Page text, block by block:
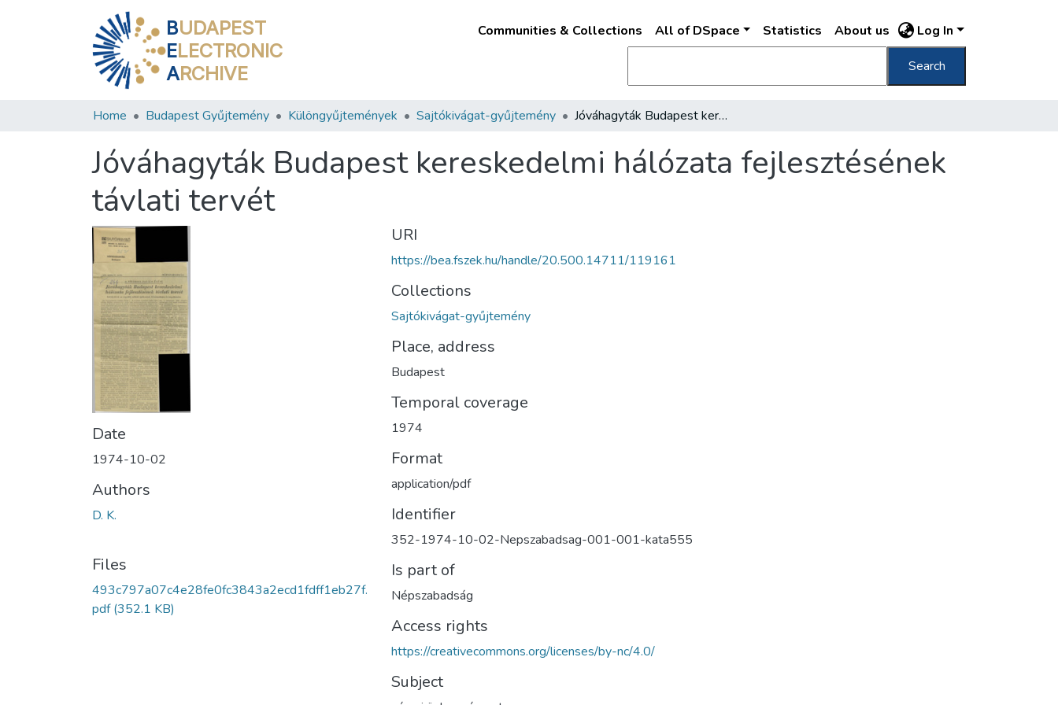
BUDAPEST
ELECTRONIC
ARCHIVE
Communities & Collections All of DSpace Statistics About us Log In
Search
Home Budapest Gyűjtemény Különgyűjtemények Sajtókivágat-gyűjtemény Jóváhagyták Budapest kereskedelmi hálózata fejlesztésének távlati tervét
Jóváhagyták Budapest kereskedelmi hálózata fejlesztésének
távlati tervét
Date
1974-10-02
Authors
D. K.
Files
493c797a07c4e28fe0fc3843a2ecd1fdff1eb27f.
pdf(352.1 KB)
URI
https://bea.fszek.hu/handle/20.500.14711/119161
Collections
Sajtókivágat-gyűjtemény
Place, address
Budapest
Temporal coverage
1974
Format
application/pdf
Identifier
352-1974-10-02-Nepszabadsag-001-001-kata555
Is part of
Népszabadság
Access rights
https://creativecommons.org/licenses/by-nc/4.0/
Subject